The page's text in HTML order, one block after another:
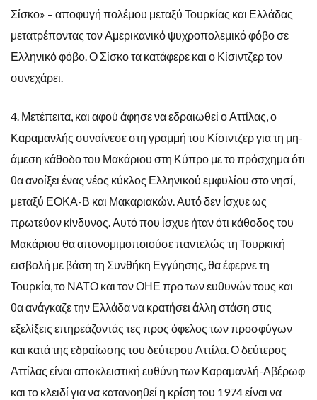
Σίσκο» – αποφυγή πολέμου μεταξύ Τουρκίας και Ελλάδας
μετατρέποντας τον Αμερικανικό ψυχροπολεμικό φόβο σε
Ελληνικό φόβο. Ο Σίσκο τα κατάφερε και ο Κίσιντζερ τον
συνεχάρει.
4. Μετέπειτα, και αφού άφησε να εδραιωθεί ο Αττίλας, ο
Καραμανλής συναίνεσε στη γραμμή του Κίσιντζερ για τη μη-
άμεση κάθοδο του Μακάριου στη Κύπρο με το πρόσχημα ότι
θα ανοίξει ένας νέος κύκλος Ελληνικού εμφυλίου στο νησί,
μεταξύ ΕΟΚΑ-Β και Μακαριακών. Αυτό δεν ίσχυε ως
πρωτεύον κίνδυνος. Αυτό που ίσχυε ήταν ότι κάθοδος του
Μακάριου θα απονομιμοποιούσε παντελώς τη Τουρκική
εισβολή με βάση τη Συνθήκη Εγγύησης, θα έφερνε τη
Τουρκία, το ΝΑΤΟ και τον ΟΗΕ προ των ευθυνών τους και
θα ανάγκαζε την Ελλάδα να κρατήσει άλλη στάση στις
εξελίξεις επηρεάζοντάς τες προς όφελος των προσφύγων
και κατά της εδραίωσης του δεύτερου Αττίλα. Ο δεύτερος
Αττίλας είναι αποκλειστική ευθύνη των Καραμανλή-Αβέρωφ
και το κλειδί για να κατανοηθεί η κρίση του 1974 είναι να